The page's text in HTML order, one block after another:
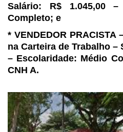
Salário: R$ 1.045,00 –
Completo; e
* VENDEDOR PRACISTA
na Carteira de Trabalho
– Escolaridade: Médio
CNH A.